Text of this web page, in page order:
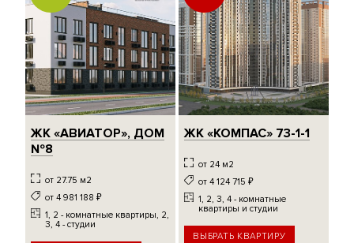
ЖК «АВИАТОР», ДОМ
№8
от 27.75 м2
от 4 981 188 ₽
1, 2 - комнатные квартиры, 2,
3, 4 - студии
ЖК «КОМПАС» 73-1-1
от 24 м2
от 4 124 715 ₽
1, 2, 3, 4 - комнатные
квартиры и студии
ВЫБРАТЬ КВАРТИРУ